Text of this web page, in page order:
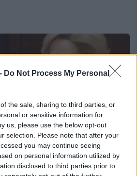
Do Not Process My Personal
the sale, sharing to third parties, or
or sensitive information for
us, please use the below opt-out
selection. Please note that after your
you may continue seeing
on personal information utilized by
disclosed to third parties prior to
Gabrielei Firea